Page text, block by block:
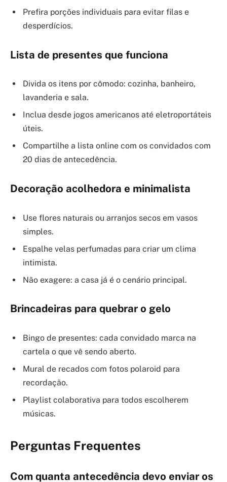
Prefira porções individuais para evitar filas e
desperdícios.
Lista de presentes que funciona
Divida os itens por cômodo: cozinha, banheiro,
lavanderia e sala.
Inclua desde jogos americanos até eletroportáteis
úteis.
Compartilhe a lista online com os convidados com
20 dias de antecedência.
Decoração acolhedora e minimalista
Use flores naturais ou arranjos secos em vasos
simples.
Espalhe velas perfumadas para criar um clima
intimista.
Não exagere: a casa já é o cenário principal.
Brincadeiras para quebrar o gelo
Bingo de presentes: cada convidado marca na
cartela o que vê sendo aberto.
Mural de recados com fotos polaroid para
recordação.
Playlist colaborativa para todos escolherem
músicas.
Perguntas Frequentes
Com quanta antecedência devo enviar os